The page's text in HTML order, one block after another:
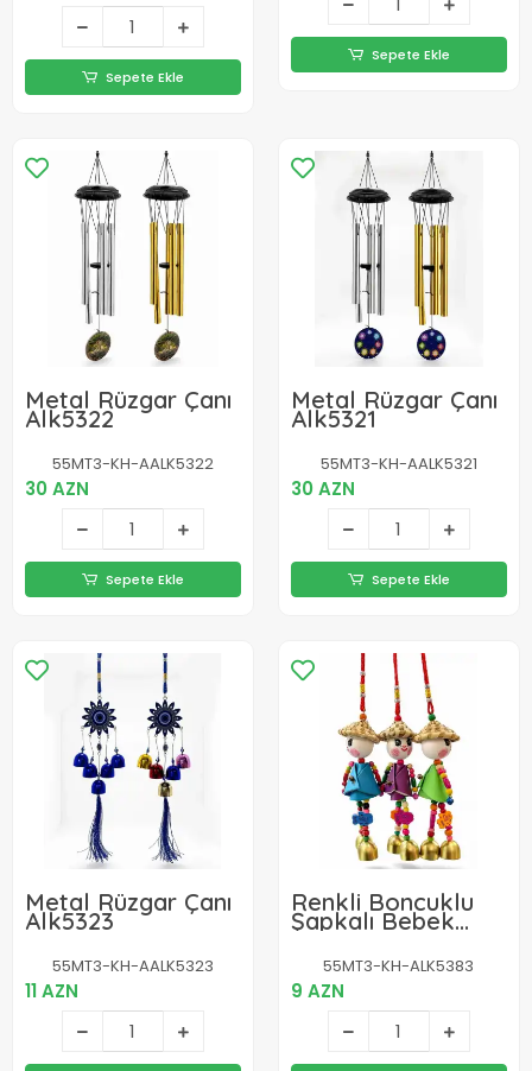
Sepete Ekle
Sepete Ekle
Metal Rüzgar Çanı
Alk5322
55MT3-KH-AALK5322
30 AZN
Sepete Ekle
Metal Rüzgar Çanı
Alk5321
55MT3-KH-AALK5321
30 AZN
Sepete Ekle
Metal Rüzgar Çanı
Alk5323
55MT3-KH-AALK5323
11 AZN
Renkli Boncuklu
Şapkalı Bebek
Rüzgar Çanı
Alk5383
55MT3-KH-ALK5383
9 AZN